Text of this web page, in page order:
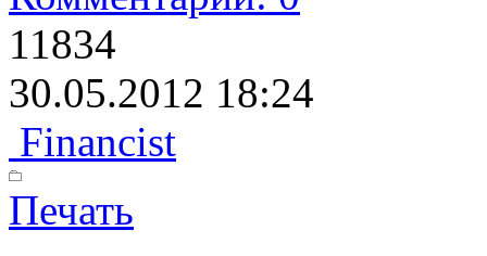
11834
30.05.2012 18:24
Financist
Печать